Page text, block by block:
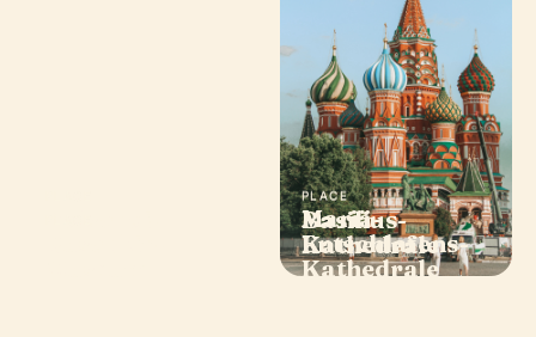
PLACE
Basilius-
Kathedrale
PLACE
Mariä-
Entschlafens-
Kathedrale